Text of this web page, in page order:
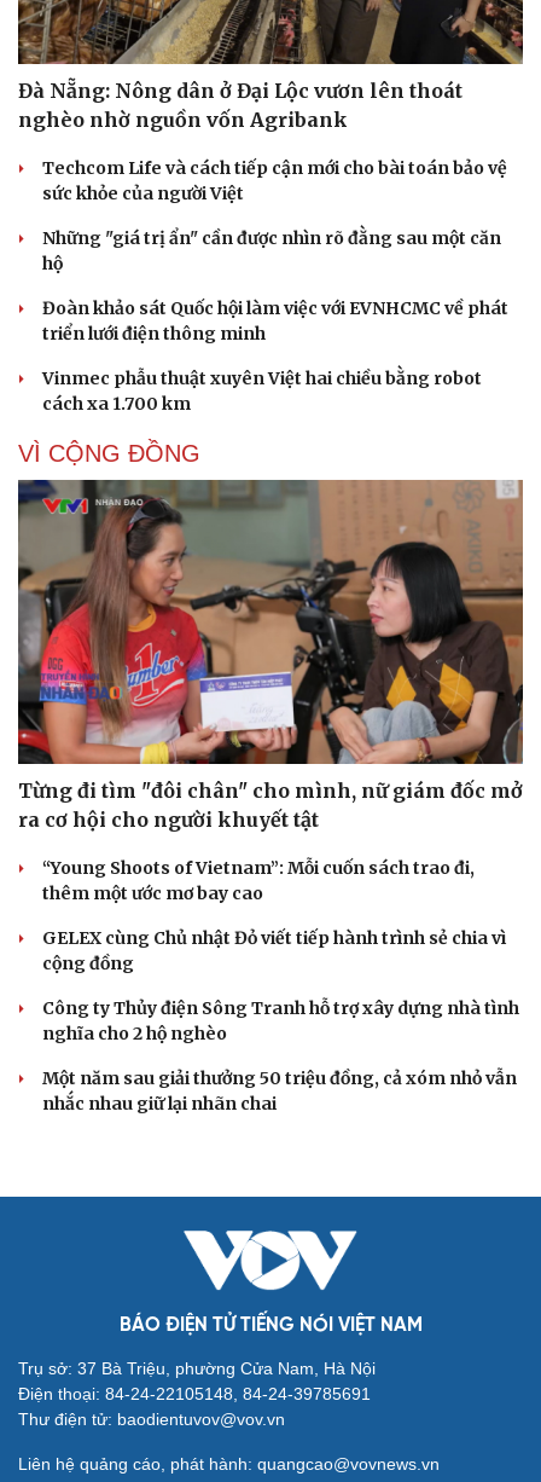
Cải chính
Đà Nẵng: Nông dân ở Đại Lộc vươn lên thoát
nghèo nhờ nguồn vốn Agribank
Techcom Life và cách tiếp cận mới cho bài toán bảo vệ
sức khỏe của người Việt
Những "giá trị ẩn" cần được nhìn rõ đằng sau một căn
hộ
Đoàn khảo sát Quốc hội làm việc với EVNHCMC về phát
triển lưới điện thông minh
Vinmec phẫu thuật xuyên Việt hai chiều bằng robot
cách xa 1.700 km
VÌ CỘNG ĐỒNG
Từng đi tìm "đôi chân" cho mình, nữ giám đốc mở
ra cơ hội cho người khuyết tật
“Young Shoots of Vietnam”: Mỗi cuốn sách trao đi,
thêm một ước mơ bay cao
GELEX cùng Chủ nhật Đỏ viết tiếp hành trình sẻ chia vì
cộng đồng
Công ty Thủy điện Sông Tranh hỗ trợ xây dựng nhà tình
nghĩa cho 2 hộ nghèo
Một năm sau giải thưởng 50 triệu đồng, cả xóm nhỏ vẫn
nhắc nhau giữ lại nhãn chai
BÁO ĐIỆN TỬ TIẾNG NÓI VIỆT NAM
Trụ sở: 37 Bà Triệu, phường Cửa Nam, Hà Nội
Điện thoại: 84-24-22105148, 84-24-39785691
Thư điện tử: baodientuvov@vov.vn
Liên hệ quảng cáo, phát hành: quangcao@vovnews.vn